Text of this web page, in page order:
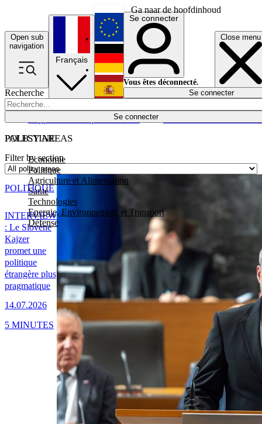
Ga naar de hoofdinhoud
Open sub
navigation
Close menu
Recherche
Se connecter
POLICY AREAS
Economie
Politique
Agriculture et Alimentation
Santé
Technologies
Energie, Environnement et Transport
Défense
Économie
Français
English
Deutsch
Español
Se connecter
Vous êtes déconnecté.
Se connecter
PALESTINE
Filter by section
INTERVIEW
: Le Slovène
Kajzer
promet une
politique
étrangère plus
pragmatique
14.07.2026
POLITIQUE
5 MINUTES